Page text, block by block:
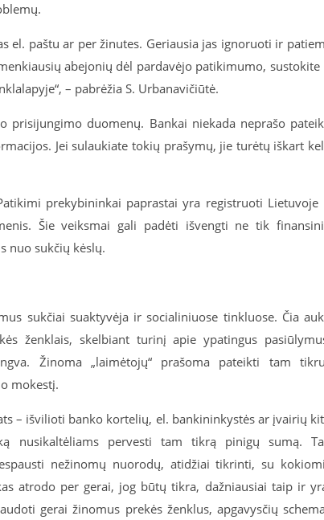
el. paštu ar per žinutes. Geriausia jas ignoruoti ir
abejonių dėl pardavėjo patikimumo, sustokite
– pabrėžia S. Urbanavičiūtė.
prisijungimo duomenų. Bankai niekada neprašo
Jei sulaukiate tokių prašymų, jie turėtų iškart
prekybininkai paprastai yra registruoti Lietuvoje
Šie veiksmai gali padėti išvengti ne tik
nuo sukčių kėslų.
sukčiai suaktyvėja ir socialiniuose tinkluose. Čia
ženklais, skelbiant turinį apie ypatingus
Žinoma „laimėtojų“ prašoma pateikti tam
mokestį.
– išvilioti banko kortelių, el. bankininkystės ar įvairių
nusikaltėliams pervesti tam tikrą pinigų sumą.
nežinomų nuorodų, atidžiai tikrinti, su
atrodo per gerai, jog būtų tikra, dažniausiai taip ir
gerai žinomus prekės ženklus, apgavysčių